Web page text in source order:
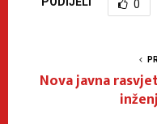
0
Nova javna